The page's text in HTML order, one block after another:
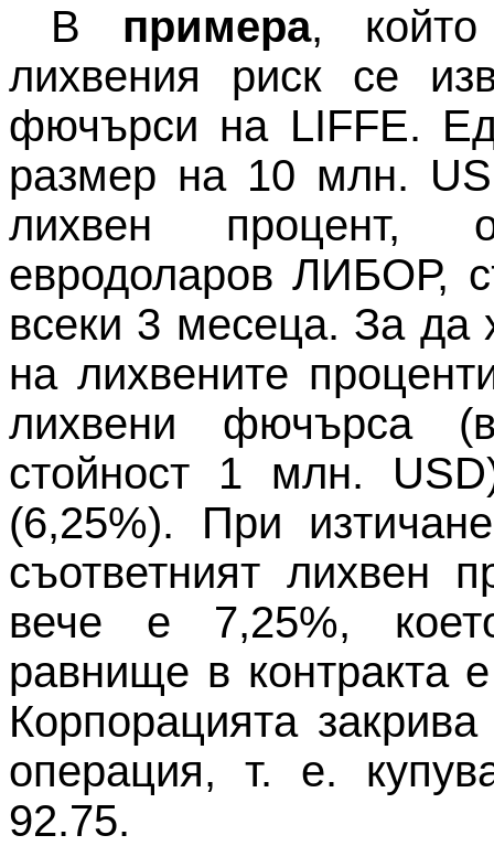
В примера, който
лихвения риск се
фючърси на LIFFE.
размер на 10 млн.
лихвен процент,
евродоларов ЛИБОР,
всеки 3 месеца. За да
на лихвените
лихвени фючърса
стойност 1 млн.
(6,25%). При
съответният лихвен
вече е 7,25%,
равнище в контракта
Корпорацията
операция, т. е.
92.75.